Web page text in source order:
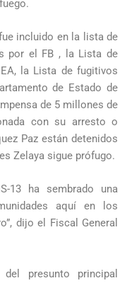
incluido en la lista de
por el FB , la Lista de
la Lista de fugitivos
de Estado de
de 5 millones de
con su arresto o
Paz están detenidos
Zelaya sigue prófugo.
13 ha sembrado una
aquí en los
dijo el Fiscal General
presunto principal